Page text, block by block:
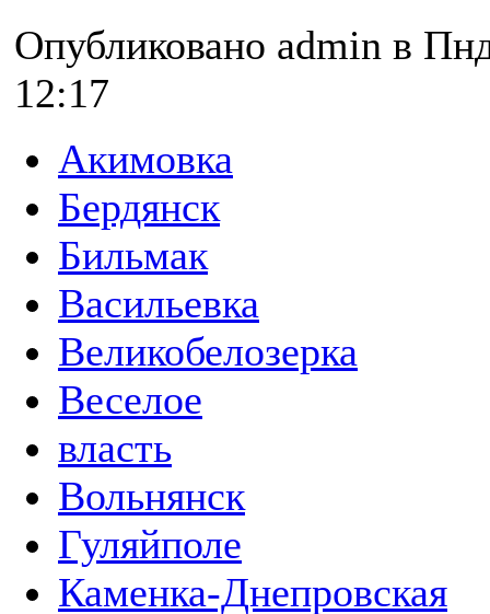
Опубликовано admin в
12:17
Акимовка
Бердянск
Бильмак
Васильевка
Великобелозерка
Веселое
власть
Вольнянск
Гуляйполе
Каменка-Днепровская